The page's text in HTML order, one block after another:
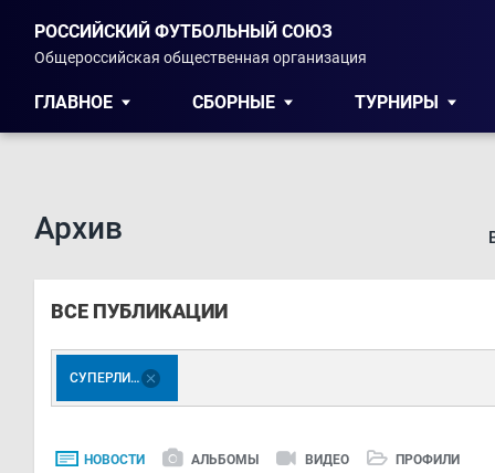
РОССИЙСКИЙ ФУТБОЛЬНЫЙ СОЮЗ
Общероссийская общественная организация
ГЛАВНОЕ СБОРНЫЕ ТУРНИРЫ
Архив
ВСЕ ПУБЛИКАЦИИ
СУПЕРЛИГА
НОВОСТИ АЛЬБОМЫ ВИДЕО ПРОФИЛИ